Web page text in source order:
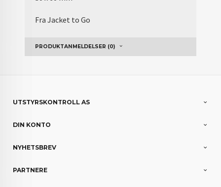
Fra Jacket to Go
PRODUKTANMELDELSER (0)
UTSTYRSKONTROLL AS
DIN KONTO
NYHETSBREV
PARTNERE